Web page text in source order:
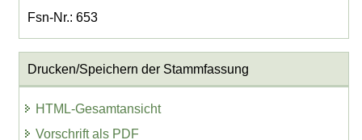
Fsn-Nr.: 653
Drucken/Speichern der Stammfassung
HTML-Gesamtansicht
Vorschrift als PDF